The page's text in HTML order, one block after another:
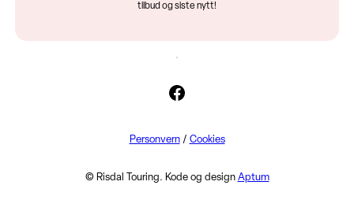
tilbud og siste nytt!
Facebook
Personvern/ Cookies
© Risdal Touring. Kode og design Aptum